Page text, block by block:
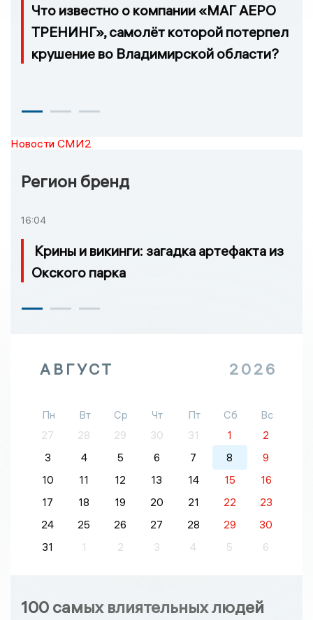
Что известно о компании «МАГ АЕРО
ТРЕНИНГ», самолёт которой потерпел
крушение во Владимирской области?
Новости СМИ2
Регион бренд
16:04
Крины и викинги: загадка артефакта из
Окского парка
АВГУСТ 2026
Пн Вт Ср Чт Пт Сб
Вс
27
28 29 30 31 1
2
3
4 5 6 7 8
9
10
11 12 13 14 15
16
17
18 19 20 21 22
23
24
25 26 27 28 29
30
31
1 2 3 4 5 6
100 самых влиятельных людей